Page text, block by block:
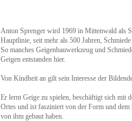
Anton Sprenger wird 1969 in Mittenwald als
Hauptlinie, seit mehr als 500 Jahren,
So manches Geigenbauwerkzeug und
Geigen entstanden hier.
Von Kindheit an gilt sein Interesse der
Er lernt Geige zu spielen, beschäftigt sich mit
Ortes und ist fasziniert von der Form und
von ihm gebaut haben.